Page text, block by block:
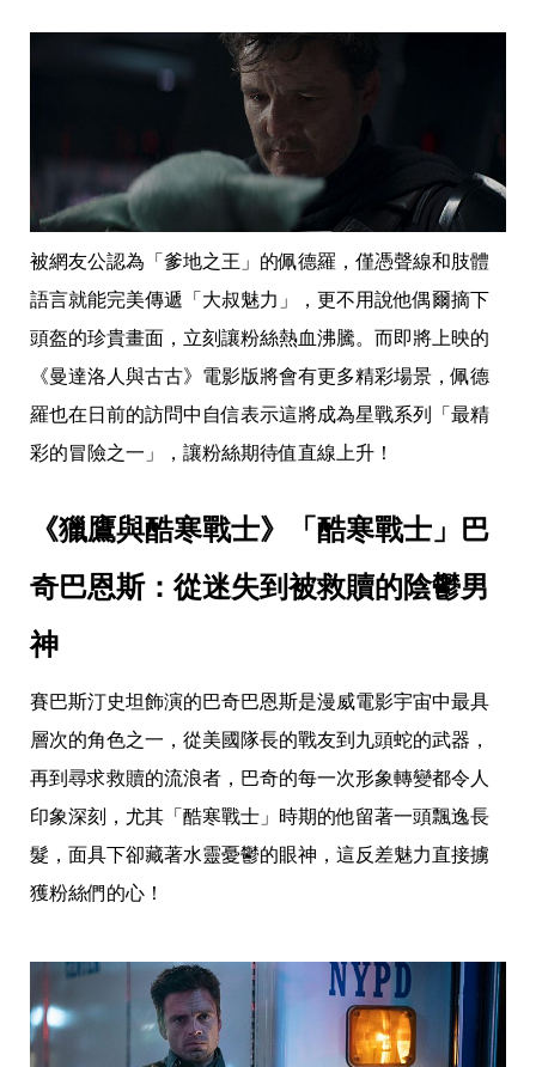
明
星
焦
點
韓
流
熱
播
夯
薦
時
尚
行
搭
美
妝
髮
拍
照
保
密
技
被網友公認為「爹地之王」的佩德羅，僅憑聲線和肢體
語言就能完美傳遞「大叔魅力」，更不用說他偶爾摘下
頭盔的珍貴畫面，立刻讓粉絲熱血沸騰。而即將上映的
《曼達洛人與古古》電影版將會有更多精彩場景，佩德
羅也在日前的訪問中自信表示這將成為星戰系列「最精
彩的冒險之一」，讓粉絲期待值直線上升！
《獵鷹與酷寒戰士》「酷寒戰士」巴
奇巴恩斯：從迷失到被救贖的陰鬱男
神
賽巴斯汀史坦飾演的巴奇巴恩斯是漫威電影宇宙中最具
層次的角色之一，從美國隊長的戰友到九頭蛇的武器，
再到尋求救贖的流浪者，巴奇的每一次形象轉變都令人
印象深刻，尤其「酷寒戰士」時期的他留著一頭飄逸長
髮，面具下卻藏著水靈憂鬱的眼神，這反差魅力直接擄
獲粉絲們的心！